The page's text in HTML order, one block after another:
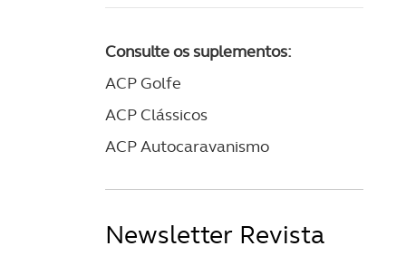
Consulte os suplementos:
ACP Golfe
ACP Clássicos
ACP Autocaravanismo
Newsletter Revista